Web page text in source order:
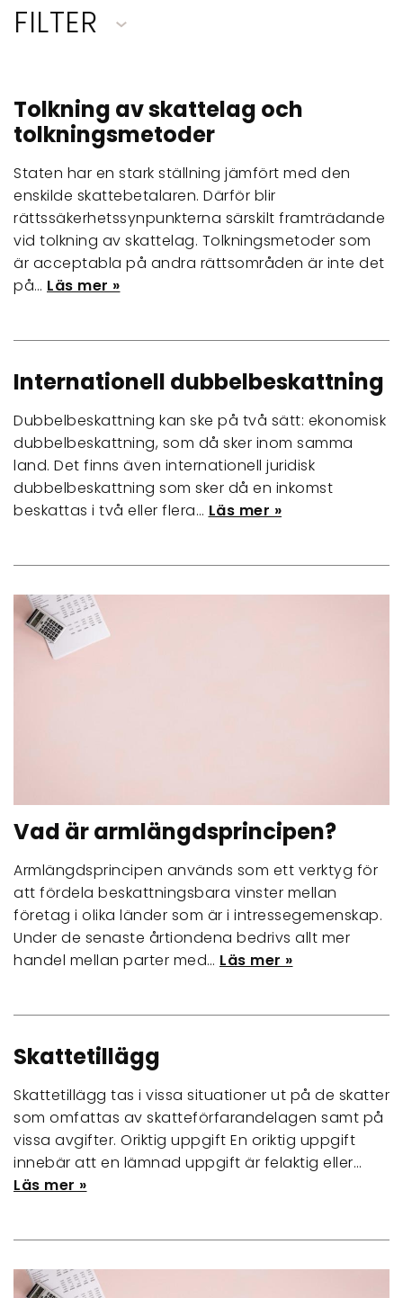
FILTER
Tolkning av skattelag och
tolkningsmetoder
Staten har en stark ställning jämfört med den
enskilde skattebetalaren. Därför blir
rättssäkerhetssynpunkterna särskilt framträdande
vid tolkning av skattelag. Tolkningsmetoder som
är acceptabla på andra rättsområden är inte det
på… Läs mer »
Internationell dubbelbeskattning
Dubbelbeskattning kan ske på två sätt: ekonomisk
dubbelbeskattning, som då sker inom samma
land. Det finns även internationell juridisk
dubbelbeskattning som sker då en inkomst
beskattas i två eller flera… Läs mer »
Vad är armlängdsprincipen?
Armlängdsprincipen används som ett verktyg för
att fördela beskattningsbara vinster mellan
företag i olika länder som är i intressegemenskap.
Under de senaste årtiondena bedrivs allt mer
handel mellan parter med… Läs mer »
Skattetillägg
Skattetillägg tas i vissa situationer ut på de skatter
som omfattas av skatteförfarandelagen samt på
vissa avgifter. Oriktig uppgift En oriktig uppgift
innebär att en lämnad uppgift är felaktig eller…
Läs mer »